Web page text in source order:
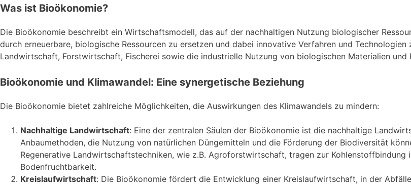
Was ist Bioökonomie?
Die Bioökonomie beschreibt ein Wirtschaftsmodell, das auf der nachhaltigen Nutzung biologischer
durch erneuerbare, biologische Ressourcen zu ersetzen und dabei innovative Verfahren und
Landwirtschaft, Forstwirtschaft, Fischerei sowie die industrielle Nutzung von biologischen Materialien und
Bioökonomie und Klimawandel: Eine synergetische Beziehung
Die Bioökonomie bietet zahlreiche Möglichkeiten, die Auswirkungen des Klimawandels zu mindern:
Nachhaltige Landwirtschaft: Eine der zentralen Säulen der Bioökonomie ist die nachhaltige
Anbaumethoden, die Nutzung von natürlichen Düngemitteln und die Förderung der Biodiversität
Regenerative Landwirtschaftstechniken, wie z.B. Agroforstwirtschaft, tragen zur
Bodenfruchtbarkeit.
Kreislaufwirtschaft: Die Bioökonomie fördert die Entwicklung einer Kreislaufwirtschaft, in der